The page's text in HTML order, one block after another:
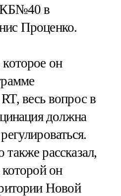
в
Проценко.
он
весь вопрос в
должна
рассказал,
он
Новой